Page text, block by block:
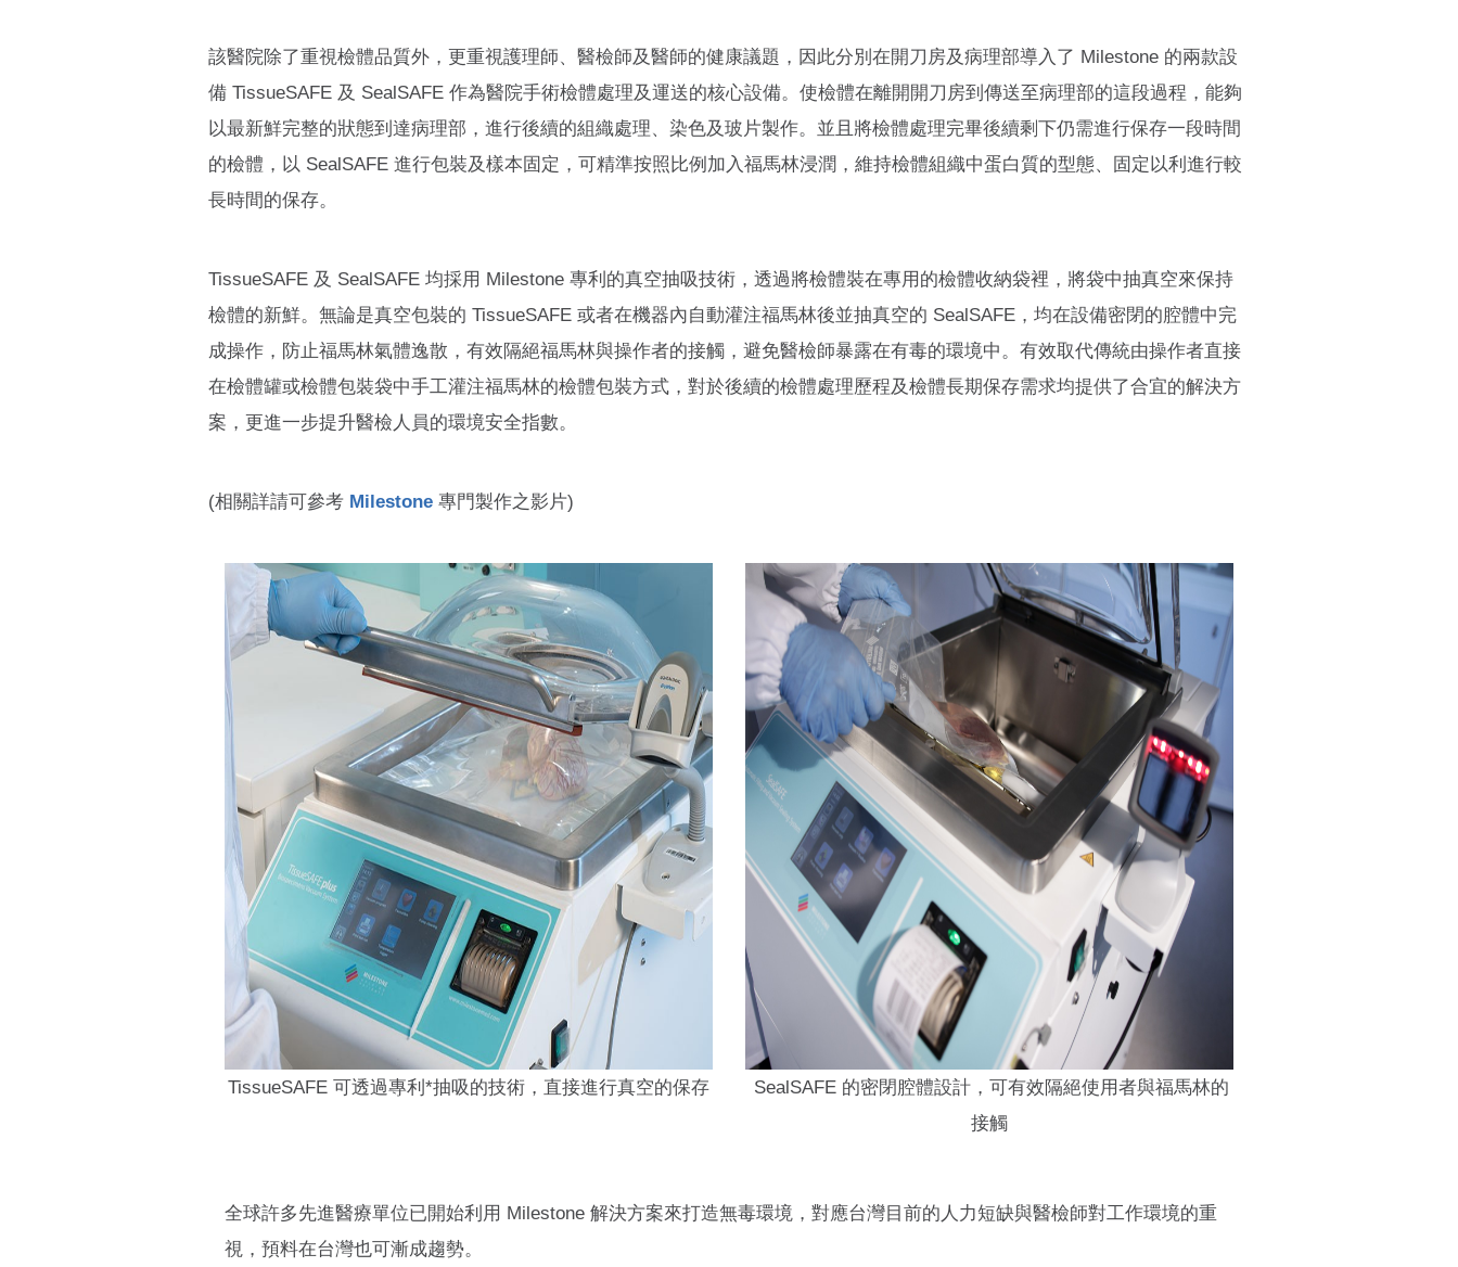
該醫院除了重視檢體品質外，更重視護理師、醫檢師及醫師的健康議題，因此分別在開刀房及病理部導入了 Milestone 的兩款設
備 TissueSAFE 及 SealSAFE 作為醫院手術檢體處理及運送的核心設備。使檢體在離開開刀房到傳送至病理部的這段過程，能夠
以最新鮮完整的狀態到達病理部，進行後續的組織處理、染色及玻片製作。並且將檢體處理完畢後續剩下仍需進行保存一段時間
的檢體，以 SealSAFE 進行包裝及樣本固定，可精準按照比例加入福馬林浸潤，維持檢體組織中蛋白質的型態、固定以利進行較
長時間的保存。
TissueSAFE 及 SealSAFE 均採用 Milestone 專利的真空抽吸技術，透過將檢體裝在專用的檢體收納袋裡，將袋中抽真空來保持
檢體的新鮮。無論是真空包裝的 TissueSAFE 或者在機器內自動灌注福馬林後並抽真空的 SealSAFE，均在設備密閉的腔體中完
成操作，防止福馬林氣體逸散，有效隔絕福馬林與操作者的接觸，避免醫檢師暴露在有毒的環境中。有效取代傳統由操作者直接
在檢體罐或檢體包裝袋中手工灌注福馬林的檢體包裝方式，對於後續的檢體處理歷程及檢體長期保存需求均提供了合宜的解決方
案，更進一步提升醫檢人員的環境安全指數。
(相關詳請可參考 Milestone 專門製作之影片)
TissueSAFE 可透過專利*抽吸的技術，直接進行真空的保存
SealSAFE 的密閉腔體設計，可有效隔絕使用者與福馬林的
接觸
全球許多先進醫療單位已開始利用 Milestone 解決方案來打造無毒環境，對應台灣目前的人力短缺與醫檢師對工作環境的重
視，預料在台灣也可漸成趨勢。